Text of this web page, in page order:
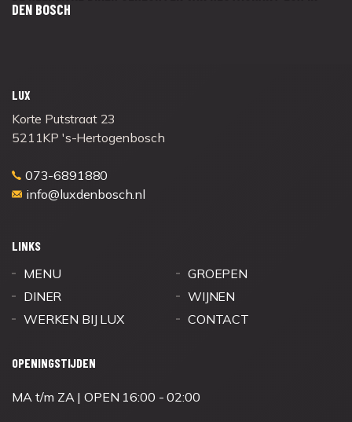
DEN BOSCH
LUX
Korte Putstraat 23
5211KP 's-Hertogenbosch
073-6891880
info@luxdenbosch.nl
LINKS
MENU
GROEPEN
DINER
WIJNEN
WERKEN BIJ LUX
CONTACT
OPENINGSTIJDEN
MA t/m ZA | OPEN 16:00 - 02:00